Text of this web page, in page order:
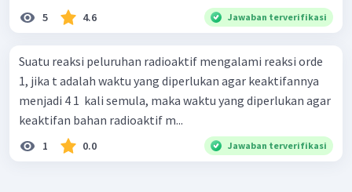
5 4.6 Jawaban terverifikasi
Suatu reaksi peluruhan radioaktif mengalami reaksi orde
1, jika t adalah waktu yang diperlukan agar keaktifannya
menjadi 4 1 ​ kali semula, maka waktu yang diperlukan agar
keaktifan bahan radioaktif m...
1 0.0 Jawaban terverifikasi